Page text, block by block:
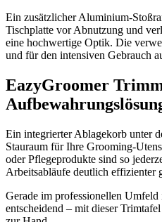
Ein zusätzlicher Aluminium-
Tischplatte vor Abnutzung und
eine hochwertige Optik. Die
und für den intensiven Gebrauch
EazyGroomer
Ein integrierter Ablagekorb unter
Stauraum für Ihre Grooming-
oder Pflegeprodukte sind so
Arbeitsabläufe deutlich effizienter
Gerade im professionellen Umfeld
entscheidend – mit dieser